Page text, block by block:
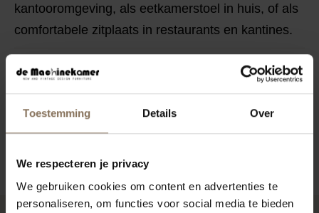
Toestemming Details Over
We respecteren je privacy
We gebruiken cookies om content en advertenties te
personaliseren, om functies voor social media te bieden
kantooromgeving, als eetkamerstoel in huis, of als
comfortabele zitplaats in restaurants en kantines.
STOFSTALEN BESTELLEN